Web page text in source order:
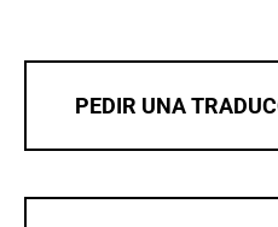
PEDIR UNA